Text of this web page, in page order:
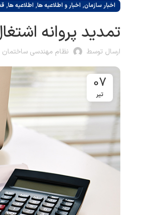
اخبار سازمان, اخبار و اطلاعیه ها, اطلاعیه ها,
تمدید پروانه اشتغال به کار
ارسال توسط نظام مهندسی ساختمان
07
تیر